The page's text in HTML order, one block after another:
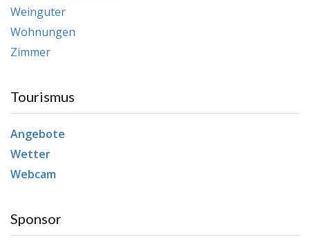
Weinguter
Wohnungen
Zimmer
Tourismus
Angebote
Wetter
Webcam
Sponsor